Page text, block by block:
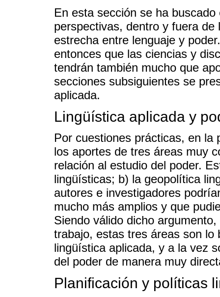
En esta sección se ha
perspectivas, dentro y fuera
estrecha entre lenguaje y
entonces que las ciencias y
tendrán también mucho que
secciones subsiguientes se
aplicada.
Lingüística aplicada y
Por cuestiones prácticas, en la
los aportes de tres áreas muy
relación al estudio del poder.
lingüísticas; b) la geopolítica
autores e investigadores
mucho más amplios y que
Siendo válido dicho
trabajo, estas tres áreas son lo
lingüística aplicada, y a la vez
del poder de manera muy
Planificación y políticas